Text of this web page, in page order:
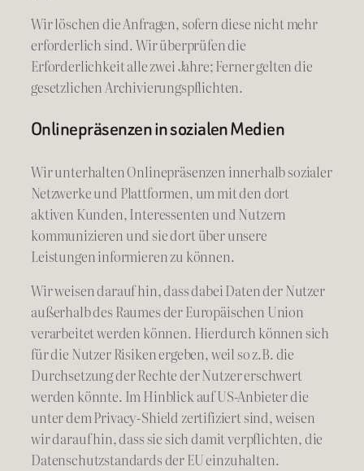
Wir löschen die Anfragen, sofern diese nicht mehr
erforderlich sind. Wir überprüfen die
Erforderlichkeit alle zwei Jahre; Ferner gelten die
gesetzlichen Archivierungspflichten.
Onlinepräsenzen in sozialen Medien
Wir unterhalten Onlinepräsenzen innerhalb sozialer
Netzwerke und Plattformen, um mit den dort
aktiven Kunden, Interessenten und Nutzern
kommunizieren und sie dort über unsere
Leistungen informieren zu können.
Wir weisen darauf hin, dass dabei Daten der Nutzer
außerhalb des Raumes der Europäischen Union
verarbeitet werden können. Hierdurch können sich
für die Nutzer Risiken ergeben, weil so z.B. die
Durchsetzung der Rechte der Nutzer erschwert
werden könnte. Im Hinblick auf US-Anbieter die
unter dem Privacy-Shield zertifiziert sind, weisen
wir darauf hin, dass sie sich damit verpflichten, die
Datenschutzstandards der EU einzuhalten.